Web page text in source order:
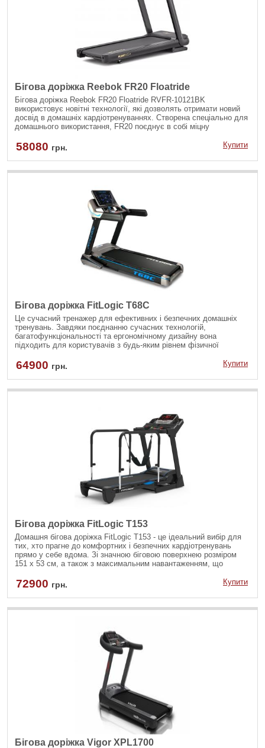
Бігова доріжка Reebok FR20 Floatride
Бігова доріжка Reebok FR20 Floatride RVFR-10121BK
використовує новітні технології, які дозволять отримати новий
досвід в домашніх кардіотренуваннях. Створена спеціально для
домашнього використання, FR20 поєднує в собі міцну
необхідні функції й переваги в стильному дизайні мінімалізму,
створеному спеціально для доповнення будь-якого домашнього
інтер'єру.
58080 грн. Купити
Бігова доріжка FitLogic T68C
Це сучасний тренажер для ефективних і безпечних домашніх
тренувань. Завдяки поєднанню сучасних технологій,
багатофункціональності та ергономічному дизайну вона
підходить для користувачів з будь-яким рівнем фізичної
кардіонавантажувальних програм для підвищення витривалості,
спалювання калорій і підтримки загальної фізичної форми.
Інтуїтивно зрозуміле управління, функції безпеки та можливість
складання роблять її ідеальним вибором для тих, хто цінує
64900 грн. Купити
Бігова доріжка FitLogic T153
Домашня бігова доріжка FitLogic T153 - це ідеальний вибір для
тих, хто прагне до комфортних і безпечних кардіотренувань
прямо у себе вдома. Зі значною біговою поверхнею розміром
151 x 53 см, а також з максимальним навантаженням, що
вправ, від ходьби до бігу, і забезпечує достатньо місця навіть
для високих користувачів, даючи змогу зберігати природний
крок під час тренування.
72900 грн. Купити
Бігова доріжка Vigor XPL1700